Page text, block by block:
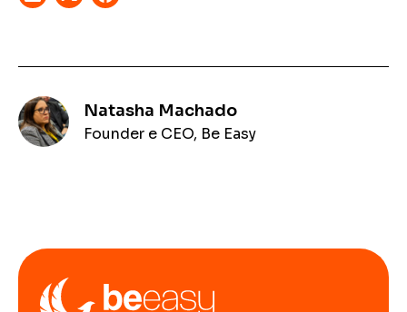
Natasha Machado
Founder e CEO, Be Easy